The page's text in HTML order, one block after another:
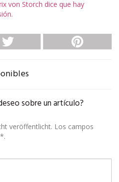
von Storch dice que hay
sobre un artículo?
veröffentlicht. Los campos